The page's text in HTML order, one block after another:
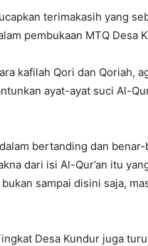
terimakasih yang
pembukaan MTQ Desa
kafilah Qori dan Qoriah,
ayat-ayat suci Al-
bertanding dan
dari isi Al-Qur’an itu
sampai disini saja,
Desa Kundur juga